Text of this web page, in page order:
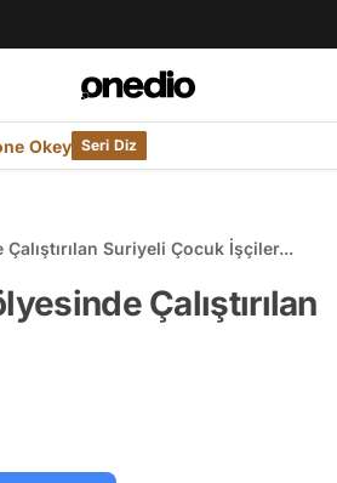
Okey Seri Diz
Suriyeli Çocuk İşçiler...
Çalıştırılan